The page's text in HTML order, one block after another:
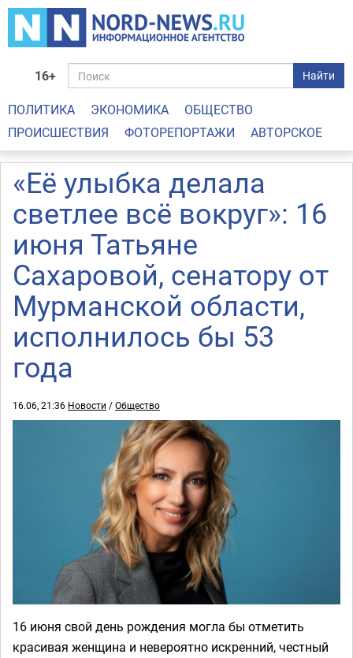
16+ Найти
ПОЛИТИКА ЭКОНОМИКА
ОБЩЕСТВО
ПРОИСШЕСТВИЯ
ФОТОРЕПОРТАЖИ АВТОРСКОЕ
«Её улыбка делала
светлее всё вокруг»: 16
июня Татьяне
Сахаровой, сенатору от
Мурманской области,
исполнилось бы 53
года
16.06, 21:36 Новости /Общество
16 июня свой день рождения могла бы отметить
красивая женщина и невероятно искренний, честный